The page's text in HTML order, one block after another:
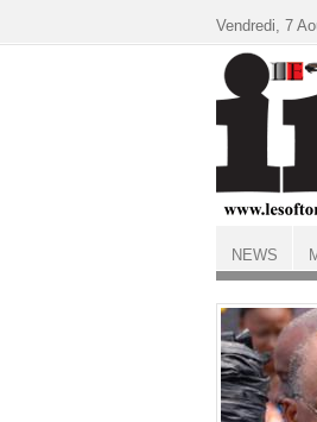
ACCUEIL
Vendredi, 7
NEWS